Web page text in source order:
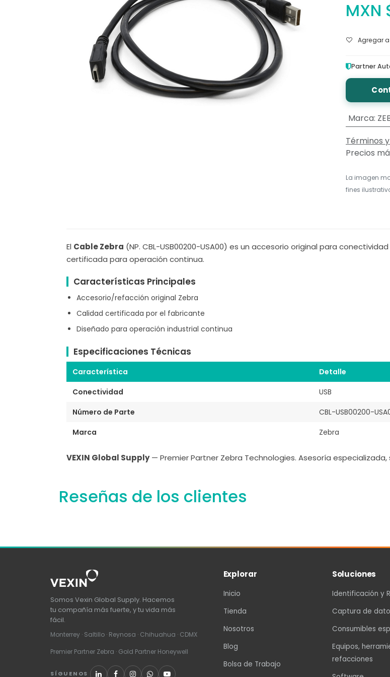
MXN
Agregar
Partner
Marca:
Términos
Precios
La imagen
fines
El Cable Zebra (NP. CBL-USB00200-USA00) es un accesorio original para
certificada para operación continua.
Características Principales
Accesorio/refacción original Zebra
Calidad certificada por el fabricante
Diseñado para operación industrial continua
Especificaciones Técnicas
Característica
Detalle
Conectividad
USB
Número de Parte
CBL-USB00200-
Marca
Zebra
VEXIN Global Supply— Premier Partner Zebra Technologies. Asesoría especializada,
Reseñas de los clientes
Somos Vexin Global Supply. Hacemos
tu compañía más fuerte, y tu vida más
fácil.
Monterrey · Saltillo · Reynosa · Chihuahua · CDMX
Premier Partner Zebra · Gold Partner Honeywell
SÍGUENOS
Explorar
Inicio
Tienda
Nosotros
Blog
Bolsa de Trabajo
Soluciones
Identificación y
Captura de
Consumibles
Equipos,
refacciones